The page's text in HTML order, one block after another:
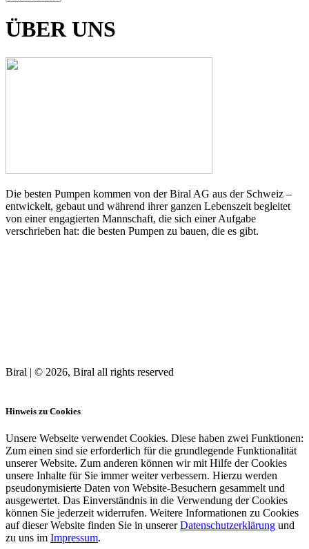
ÜBER UNS
Die besten Pumpen kommen von der Biral AG aus der Schweiz –
entwickelt, gebaut und während ihrer ganzen Lebenszeit begleitet
von einer engagierten Mannschaft, die sich einer Aufgabe
verschrieben hat: die besten Pumpen zu bauen, die es gibt.
Biral | © 2026, Biral all rights reserved
Hinweis zu Cookies
Unsere Webseite verwendet Cookies. Diese haben zwei Funktionen:
Zum einen sind sie erforderlich für die grundlegende Funktionalität
unserer Website. Zum anderen können wir mit Hilfe der Cookies
unsere Inhalte für Sie immer weiter verbessern. Hierzu werden
pseudonymisierte Daten von Website-Besuchern gesammelt und
ausgewertet. Das Einverständnis in die Verwendung der Cookies
können Sie jederzeit widerrufen. Weitere Informationen zu Cookies
auf dieser Website finden Sie in unsererDatenschutzerklärung und
zu uns im Impressum.